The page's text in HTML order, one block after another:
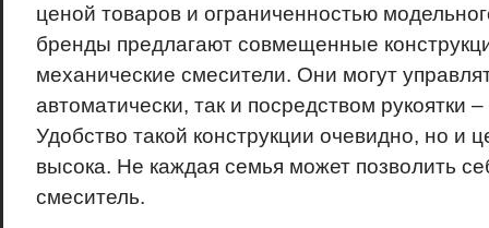
ценой товаров и ограниченностью
бренды предлагают совмещенные
механические смесители. Они могут
автоматически, так и посредством рукоятки
Удобство такой конструкции очевидно, но и
высока. Не каждая семья может позволить
смеситель.